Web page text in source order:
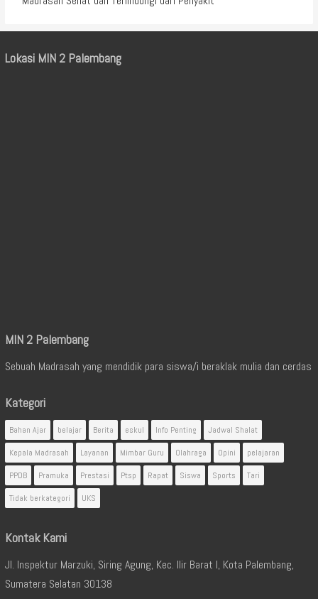
Lokasi MIN 2 Palembang
MIN 2 Palembang
Sebuah Madrasah yang mendidik para siswa/i beraklak mulia dan cerdas
Kategori
Bahan Ajar belajar Berita eskul Info Penting
Jadwal Shalat
Kepala Madrasah
Layanan Mimbar Guru Olahraga Opini
pelajaran
PPDB
Pramuka Prestasi Ptsp Rapat Siswa Sports
Tari
Tidak berkategori
UKS
Kontak Kami
Jl. Inspektur Marzuki, Siring Agung, Kec. Ilir Barat I, Kota Palembang,
Sumatera Selatan 30138